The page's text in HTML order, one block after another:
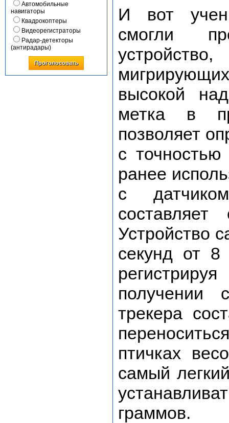
Автомобильные
навигаторы
Квадрокоптеры
Видеорегистраторы
Радар-детекторы
(антирадары)
Проголосовать
И вот
смогли
высокой
метка в
позволяет
с
ранее
с
Устройство
секунд от
получении
трекера
птичках
самый
граммов.